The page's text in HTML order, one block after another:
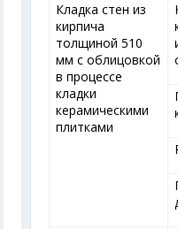
Кладка стен из
кирпича
толщиной 510
мм с облицовкой
в процессе
кладки
керамическими
плитками